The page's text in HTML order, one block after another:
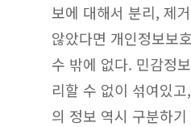
보에 대해서 분리, 제
않았다면 개인정보보
수 밖에 없다. 민감정
리할 수 없이 섞여있
의 정보 역시 구분하